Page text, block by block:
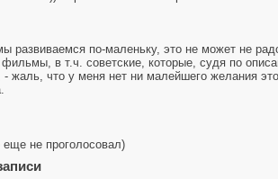
развиваемся по-маленьку, это не может не
фильмы, в т.ч. советские, которые, судя по
- жаль, что у меня нет ни малейшего желания
еще не проголосовал)